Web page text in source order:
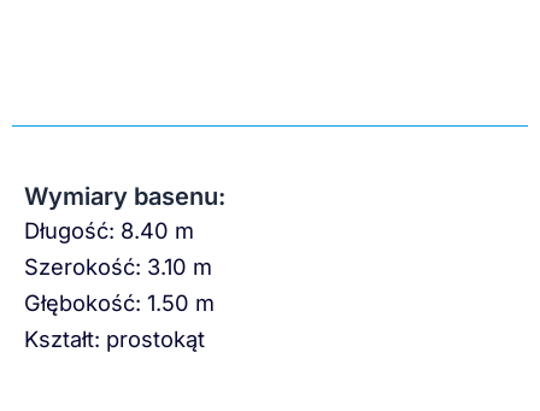
Wymiary basenu:
Długość: 8.40 m
Szerokość: 3.10 m
Głębokość: 1.50 m
Kształt: prostokąt